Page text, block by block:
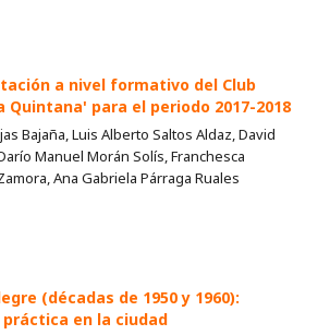
a nivel formativo del Club
Quintana' para el periodo 2017-2018
Bajaña, Luis Alberto Saltos Aldaz, David
Manuel Morán Solís, Franchesca
Ana Gabriela Párraga Ruales
(décadas de 1950 y 1960):
en la ciudad